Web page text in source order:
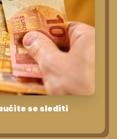
se slediti